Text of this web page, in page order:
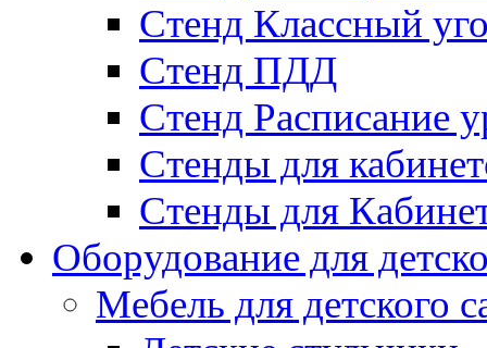
Стенд Классный
Стенд ПДД
Стенд Расписание
Стенды для
Стенды для
Оборудование для
Мебель для детского